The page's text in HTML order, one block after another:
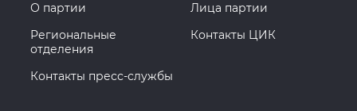
О партии
Лица партии
Региональные
отделения
Контакты ЦИК
Контакты пресс-службы